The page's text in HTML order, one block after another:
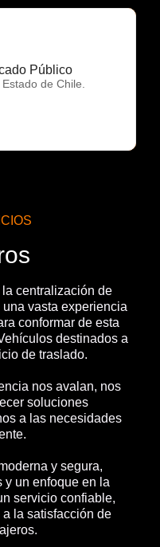
Público
de Chile.
centralización de
vasta experiencia
conformar de esta
destinados a
de traslado.
nos avalan, nos
soluciones
a las necesidades
y segura,
y un enfoque en la
servicio confiable,
la satisfacción de